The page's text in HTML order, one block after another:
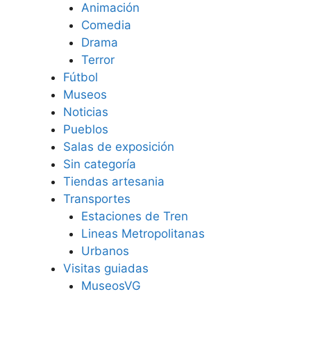
Animación
Comedia
Drama
Terror
Fútbol
Museos
Noticias
Pueblos
Salas de exposición
Sin categoría
Tiendas artesania
Transportes
Estaciones de Tren
Lineas Metropolitanas
Urbanos
Visitas guiadas
MuseosVG